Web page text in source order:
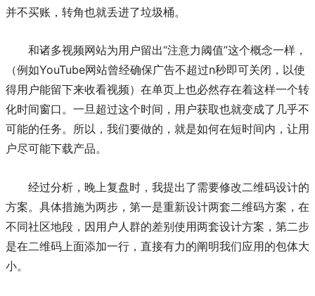
并不买账，转角也就丢进了垃圾桶。
和诸多视频网站为用户留出“注意力阈值”这个概念一样，
（例如YouTube网站曾经确保广告不超过n秒即可关闭，以使
得用户能留下来收看视频）在单页上也必然存在着这样一个转
化时间窗口。一旦超过这个时间，用户获取也就变成了几乎不
可能的任务。所以，我们要做的，就是如何在短时间内，让用
户尽可能下载产品。
经过分析，晚上复盘时，我提出了需要修改二维码设计的
方案。具体措施为两步，第一是重新设计两套二维码方案，在
不同社区地段，因用户人群的差别使用两套设计方案，第二步
是在二维码上面添加一行，直接有力的阐明我们应用的包体大
小。